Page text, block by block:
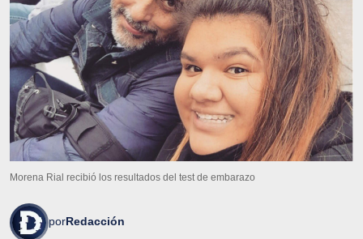
Morena Rial recibió los resultados del test de embarazo
porRedacción